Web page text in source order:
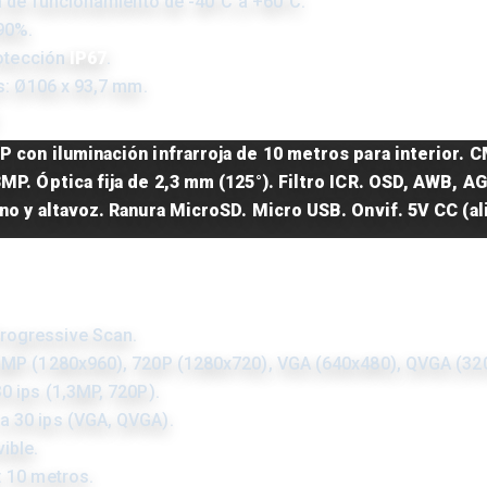
IP67
Ø106 x 93,7 mm.
con iluminación infrarroja de 10 metros para interior.
Óptica fija de 2,3 mm (125°). Filtro ICR. OSD, AWB,
y altavoz. Ranura MicroSD. Micro USB. Onvif. 5V CC
Scan.
(1280x960), 720P (1280x720), VGA (640x480), QVGA
ips (1,3MP, 720P).
ips (VGA, QVGA).
metros.